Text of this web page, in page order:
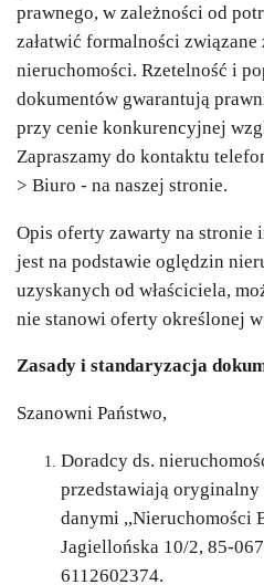
prawnego, w zależności od
załatwić formalności
nieruchomości. Rzetelność i
dokumentów gwarantują
przy cenie konkurencyjnej
Zapraszamy do kontaktu
> Biuro - na naszej stronie.
Opis oferty zawarty na stronie
jest na podstawie oględzin
uzyskanych od właściciela,
nie stanowi oferty określonej
Zasady i standaryzacja
Szanowni Państwo,
Doradcy ds.
przedstawiają oryginalny
danymi ,,Nieruchomości
Jagiellońska 10/2, 85-
6112602374.